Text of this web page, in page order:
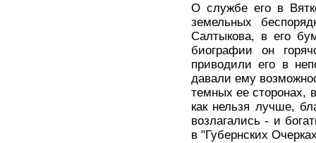
О службе его в
земельных
Салтыкова, в его
биографии он
приводили его в
давали ему
темных ее сторонах,
как нельзя лучше,
возлагались - и
в "Губернских